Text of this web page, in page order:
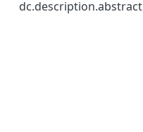
dc.description.abstract